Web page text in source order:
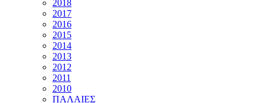
2018
2017
2016
2015
2014
2013
2012
2011
2010
ΠΑΛΑΙΕΣ